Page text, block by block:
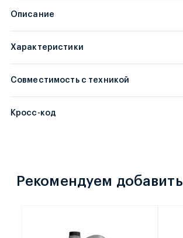
Описание
Характеристики
Совместимость с техникой
Кросс-код
Рекомендуем добавить